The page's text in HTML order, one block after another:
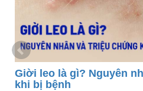
Giời leo là gì? Nguyên
khi bị bệnh